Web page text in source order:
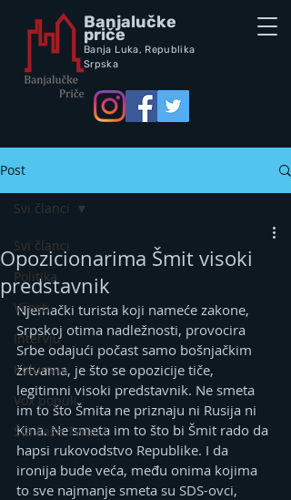
Banjalučke
priče
Banja Luka, Republika
Srpska
Post
Svi članci
Politika
Vijesti
Intervju
Kolumna
Vox populi
Šta kaže Tviter?
Svi članci
Opozicionarima Šmit visoki
predstavnik
Njemački turista koji nameće zakone,
Srpskoj otima nadležnosti, provocira
Srbe odajući počast samo bošnjačkim
žrtvama, je što se opozicije tiče,
legitimni visoki predstavnik. Ne smeta
im to što Šmita ne priznaju ni Rusija ni
Kina. Ne smeta im to što bi Šmit rado da
hapsi rukovodstvo Republike. I da
ironija bude veća, među onima kojima
to sve najmanje smeta su SDS-ovci,